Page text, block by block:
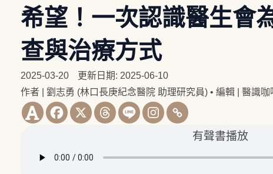
希望！一次認識醫生會
查與治療方式
2025-03-20
更新日期: 2025-06-10
作者 | 劉志勇 (林口長庚紀念醫院 助理研究員)• 編輯 | 醫識咖
有聲書播放